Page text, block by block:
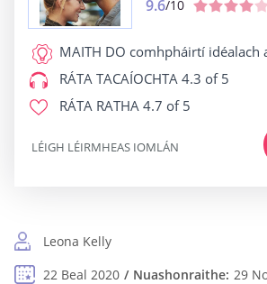
9.6/10
MAITH DO comhpháirtí idéalach
RÁTA TACAÍOCHTA 4.3 of 5
RÁTA RATHA 4.7 of 5
LÉIGH LÉIRMHEAS IOMLÁN
Leona Kelly
22 Beal 2020
Nuashonraithe: 29